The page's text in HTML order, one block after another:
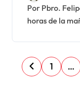
Por Pbro. Felipe de Jesús Colón Padilla En
horas de la
P
a
1 …